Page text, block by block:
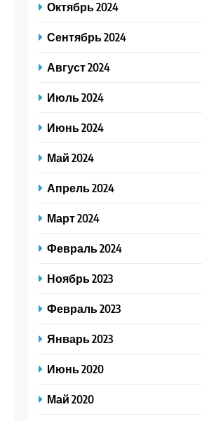
Октябрь 2024
Сентябрь 2024
Август 2024
Июль 2024
Июнь 2024
Май 2024
Апрель 2024
Март 2024
Февраль 2024
Ноябрь 2023
Февраль 2023
Январь 2023
Июнь 2020
Май 2020